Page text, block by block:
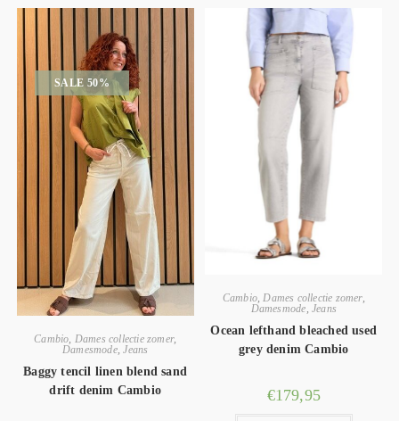
SALE 50%
Cambio, Dames collectie zomer,
Damesmode,Jeans
Baggy tencil linen blend sand
drift denim Cambio
Cambio, Dames collectie zomer,
Damesmode Jeans
Ocean lefthand bleached used
grey denim Cambio
€179,95